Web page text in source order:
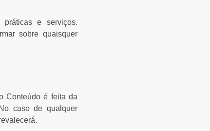
práticas e serviços.
sobre quaisquer
Conteúdo é feita da
caso de qualquer